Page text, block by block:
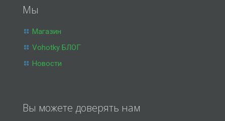
Мы
Магазин
Vohotky БЛОГ
Новости
Вы можете доверять нам